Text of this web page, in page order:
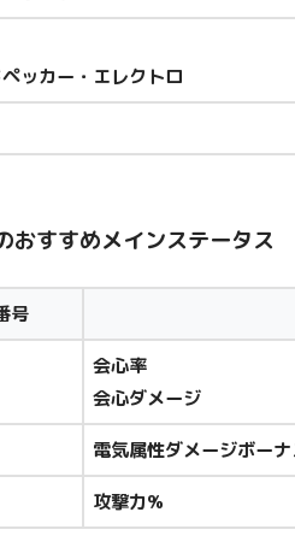
ッカー・エレクトロ
おすすめメインステータス
号
会心率
会心ダメージ
電気属性ダメージボーナ
攻撃力%